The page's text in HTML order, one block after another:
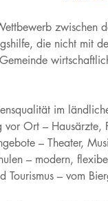
zwischen
die nicht mit
im
Ort – Hausärzte,
– Theater,
– modern,
– vom